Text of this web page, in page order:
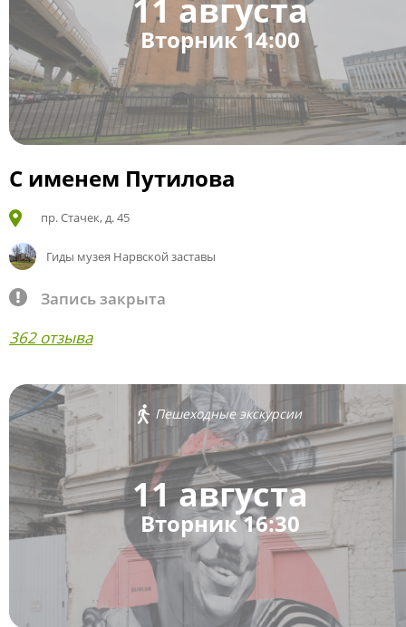
11 августа
Вторник 14:00
С именем Путилова
пр. Стачек, д. 45
Гиды музея Нарвской заставы
Запись закрыта
362 отзыва
Пешеходные экскурсии
11 августа
Вторник 16:30